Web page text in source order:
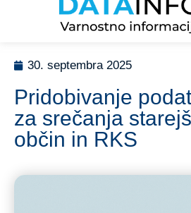
30. septembra 2025
Pridobivanje
za srečanja
občin in RKS